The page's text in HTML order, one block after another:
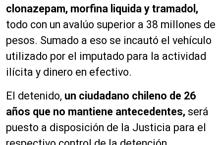
clonazepam, morfina liquida y tramadol,
todo con un avalúo superior a 38 millones de
pesos. Sumado a eso se incautó el vehículo
utilizado por el imputado para la actividad
ilícita y dinero en efectivo.
El detenido, un ciudadano chileno de 26
años que no mantiene antecedentes, será
puesto a disposición de la Justicia para el